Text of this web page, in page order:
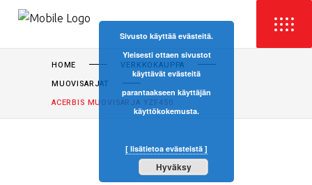
HOME
VERKKOKAUPPA
MUOVISARJAT
ACERBIS MUOVISARJA YZF450
Sivusto käyttää evästeitä.
Yleisesti ottaen sivustot
käyttävät evästeitä
parantaakseen käyttäjän
käyttökokemusta.
[ lisätietoa evästeistä ]
Hyväksy